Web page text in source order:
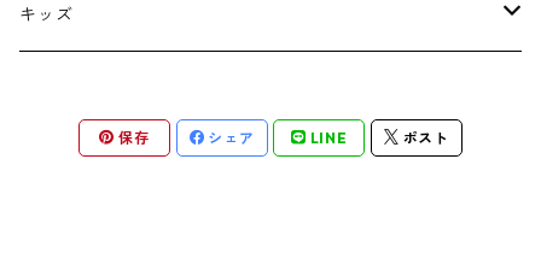
ボトムス
シューズ
トップス
キッズ
インナー
保存 シェア LINE ポスト